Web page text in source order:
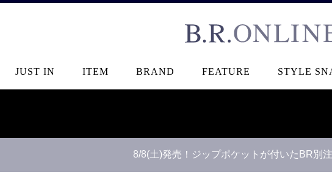
JUST IN ITEM BRAND FEATURE STYLE
8/8(土)発売！ジップポケットが付いたBR別